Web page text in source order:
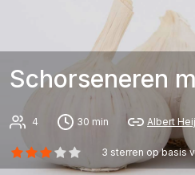
Schorseneren
4 30 min Albert
3 sterren op basis